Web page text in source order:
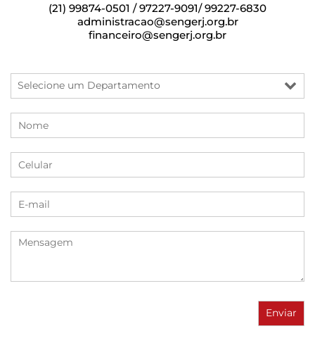
(21) 99874-0501 / 97227-9091/ 99227-6830
administracao@sengerj.org.br
financeiro@sengerj.org.br